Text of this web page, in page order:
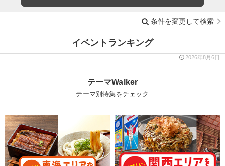
条件を変更して検索
イベントランキング
2026年8月6日
テーマWalker
テーマ別特集をチェック